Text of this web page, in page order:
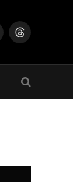
Threads